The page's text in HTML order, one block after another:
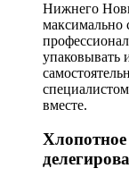
Нижнего
максимально
упаковывать
вместе.